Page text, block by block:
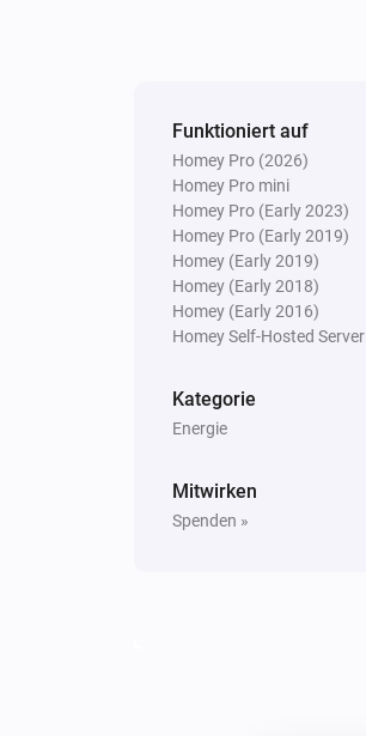
Funktioniert auf
Homey Pro (2026)
Homey Pro mini
Homey Pro (Early 2023)
Homey Pro (Early 2019)
Homey (Early 2019)
Homey (Early 2018)
Homey (Early 2016)
Homey Self-Hosted Server
Kategorie
Energie
Mitwirken
Spenden »